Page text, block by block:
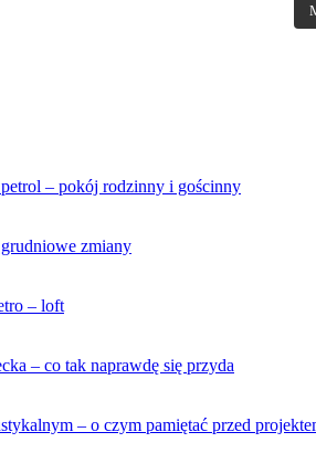
– pokój rodzinny i gościnny
zmiany
– loft
– co tak naprawdę się przyda
– o czym pamiętać przed